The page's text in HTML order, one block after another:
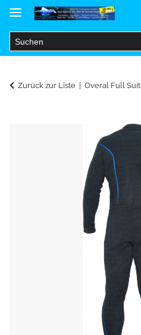
Zurück zur Liste Overal Full Suit